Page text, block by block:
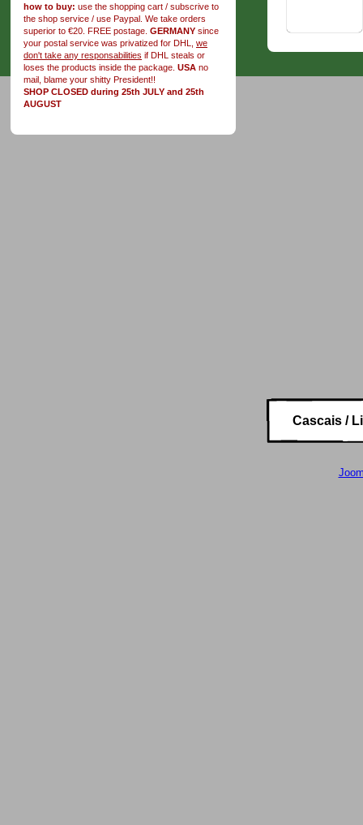
how to buy: use the shopping cart / subscrive to
the shop service / use Paypal. We take orders
superior to €20. FREE postage. GERMANY since
your postal service was privatized for DHL, we
don't take any responsabilities if DHL steals or
loses the products inside the package. USA no
mail, blame your shitty President!!
SHOP CLOSED during 25th JULY and 25th
AUGUST
Cascais /